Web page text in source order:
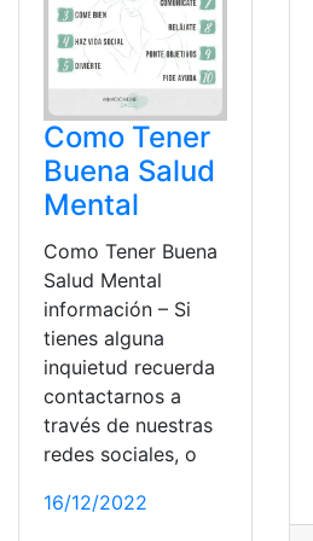
Como Tener
Buena Salud
Mental
Como Tener Buena
Salud Mental
información – Si
tienes alguna
inquietud recuerda
contactarnos a
través de nuestras
redes sociales, o
16/12/2022